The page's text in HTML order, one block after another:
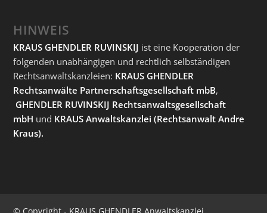
HINWEIS
KRAUS GHENDLER RUVINSKIJ ist eine Kooperation der
folgenden unabhängigen und rechtlich selbständigen
Rechtsanwaltskanzleien: KRAUS GHENDLER
Rechtsanwälte Partnerschaftsgesellschaft mbB,
GHENDLER RUVINSKIJ Rechtsanwaltsgesellschaft
mbH und KRAUS Anwaltskanzlei (Rechtsanwalt Andre
Kraus).